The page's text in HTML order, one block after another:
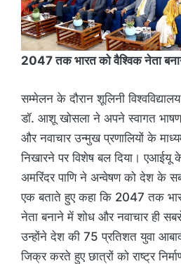
2047 तक भारत को वैश्विक नेता
सम्मेलन के दौरान शूलिनी
डॉ. आशू खोसला ने अपने स्वागत भाषण
और नवाचार उन्मुख प्रणालियों के
निखारने पर विशेष बल दिया।
अमरिंदर पाणि ने अन्वेषण को देश के
एक बताते हुए कहा कि 2047 तक
नेता बनाने में शोध और नवाचार ही
उन्होंने देश की 75 प्रतिशत युवा
जिक्र करते हुए छात्रों को राष्ट्र